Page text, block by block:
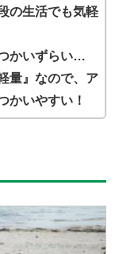
の生活でも気軽
かいずらい…
量』なので、ア
かいやすい！